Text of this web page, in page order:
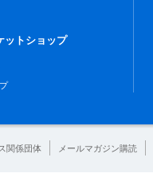
ットショップ
関係団体 メールマガジン購読